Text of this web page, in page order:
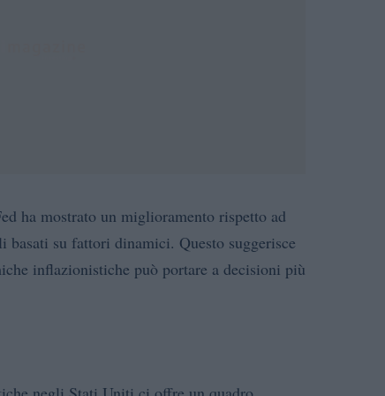
ha mostrato un miglioramento rispetto ad
su fattori dinamici. Questo suggerisce
inflazionistiche può portare a decisioni più